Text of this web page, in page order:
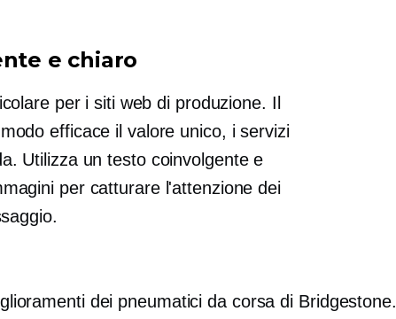
e chiaro
per i siti web di produzione. Il
efficace il valore unico, i servizi
Utilizza un testo coinvolgente e
per catturare l'attenzione dei
dei pneumatici da corsa di Bridgestone.